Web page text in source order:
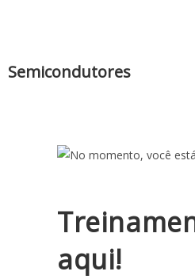
Semicondutores
aqui!